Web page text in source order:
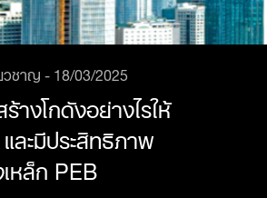
วชาญ - 18/03/2025
างโกดังอย่างไรให้
ละมีประสิทธิภาพ
หล็ก PEB